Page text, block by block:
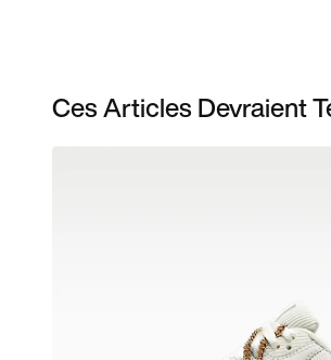
Ces Articles Devraient